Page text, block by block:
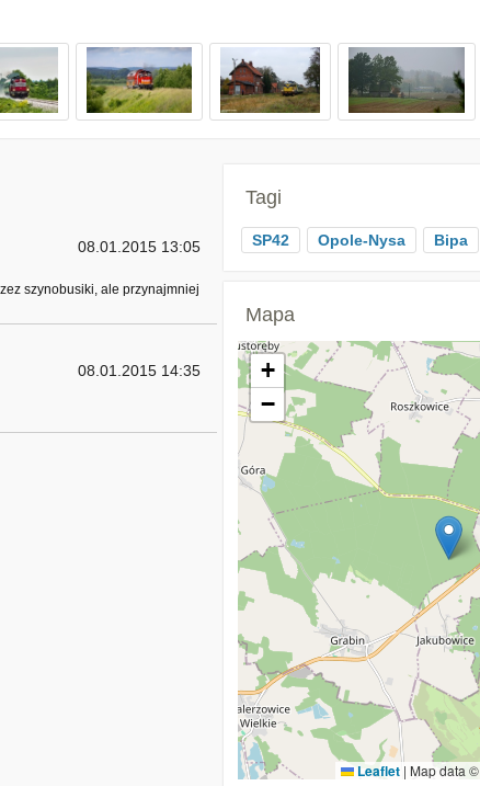
08.01.2015 13:05
szynobusiki, ale przynajmniej
08.01.2015 14:35
Tagi
SP42 Opole-Nysa Bipa
Mapa
+
−
Leaflet | Map data ©